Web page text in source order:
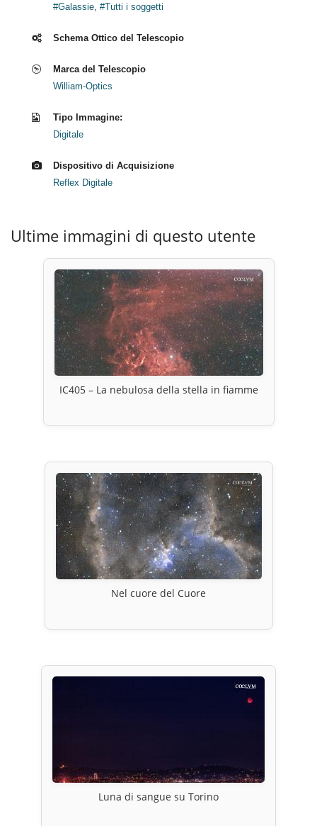
#Galassie #Tutti i soggetti
Schema Ottico del Telescopio
Marca del Telescopio
William-Optics
Tipo Immagine:
Digitale
Dispositivo di Acquisizione
Reflex Digitale
Ultime immagini di questo utente
IC405 – La nebulosa della stella in fiamme
Nel cuore del Cuore
Luna di sangue su Torino